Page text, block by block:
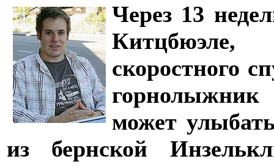
Через 13
скоростного
может
из бернской